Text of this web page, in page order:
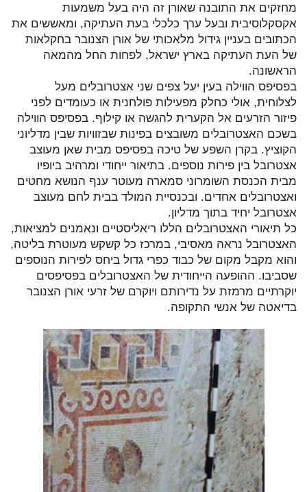
מחזקים את התובנה שאורן זה היה בעל משמעות
אקסקלוסיבית ובעל ערך כלכלי בעת העתיקה, ומאששים את
הכתובים בעניין גידול מלאכותי של אורן הצנובר בחקלאות
של העת העתיקה בארץ ישראל, לפחות החל מהמאה
הראשונה.
בפסיפס הווילה בעין יעל צפים שני אצטרובלים מעל
לצלוחית, אולי כחלק מפעילות פולחנית או כעומדים לפני
פיזור הזרעים אל הקערית להגשה או קילוף. בפסיפס הווילה
בשכם האצטרובלים משובצים בפינות שבזוויות שבין מדליוני
הקוציץ. בקרן השפע של טיכה בפסיפס מבית שאן מעוצב
אצטרובל בין פירות נוספים. בתיאור ייחודי ומרהיב ביופיו
מבית הכנסת השומרוני סמארה מעוטר ענף הנושא מחטים
ואצטרובלים אחדים. ובכנסיית המולד בבית לחם מעוצב
אצטרובל יחיד בתוך מדליון.
כל תיאורי האצטרובלים הללו ריאליסטיים ונאמנים למציאות,
האצטרובל נראה מאסיבי, במרכז כל קשקש מעוטרת בליטה,
והוא מקבל מקום של כבוד כפרי גדול ביחס לפירות הנוספים
שסביבו. ההופעה הייחודית של האצטרובלים בפסיפסים
יוקרתיים מרמזת על נדירותם ויוקרם של זרעי אורן הצנובר
בדיאטה של אנשי התקופה.